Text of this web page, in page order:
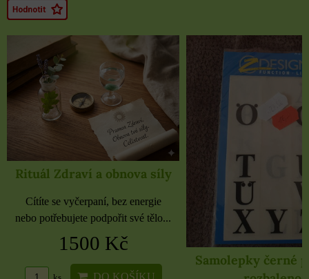
Rituál Zdraví a obnova síly
Cítíte se vyčerpaní, bez energie
nebo potřebujete podpořit své tělo...
1500 Kč
Samolepky černé